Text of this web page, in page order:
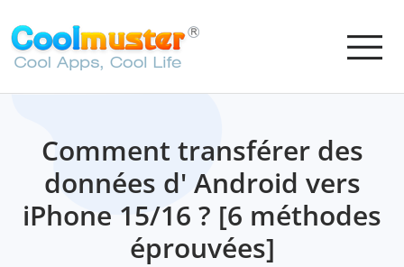
Comment transférer des
données d' Android vers
iPhone 15/16 ? [6 méthodes
éprouvées]